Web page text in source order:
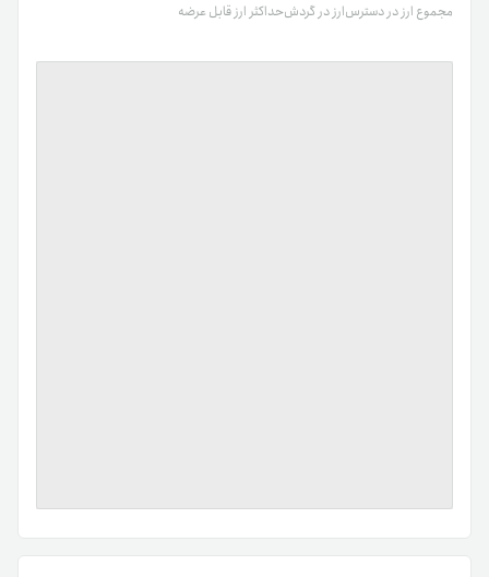
مجموع ارز در دسترسارز در گردشحداکثر ارز قابل عرضه